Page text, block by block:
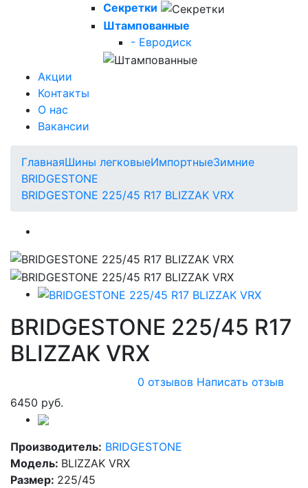
Секретки
Штампованные
- Евродиск
Акции
Контакты
О нас
Вакансии
ГлавнаяШины легковыеИмпортныеЗимние
BRIDGESTONE
BRIDGESTONE 225/45 R17 BLIZZAK VRX
BRIDGESTONE 225/45 R17
BLIZZAK VRX
0 отзывов Написать отзыв
6450 руб.
Производитель: BRIDGESTONE
Модель: BLIZZAK VRX
Размер: 225/45